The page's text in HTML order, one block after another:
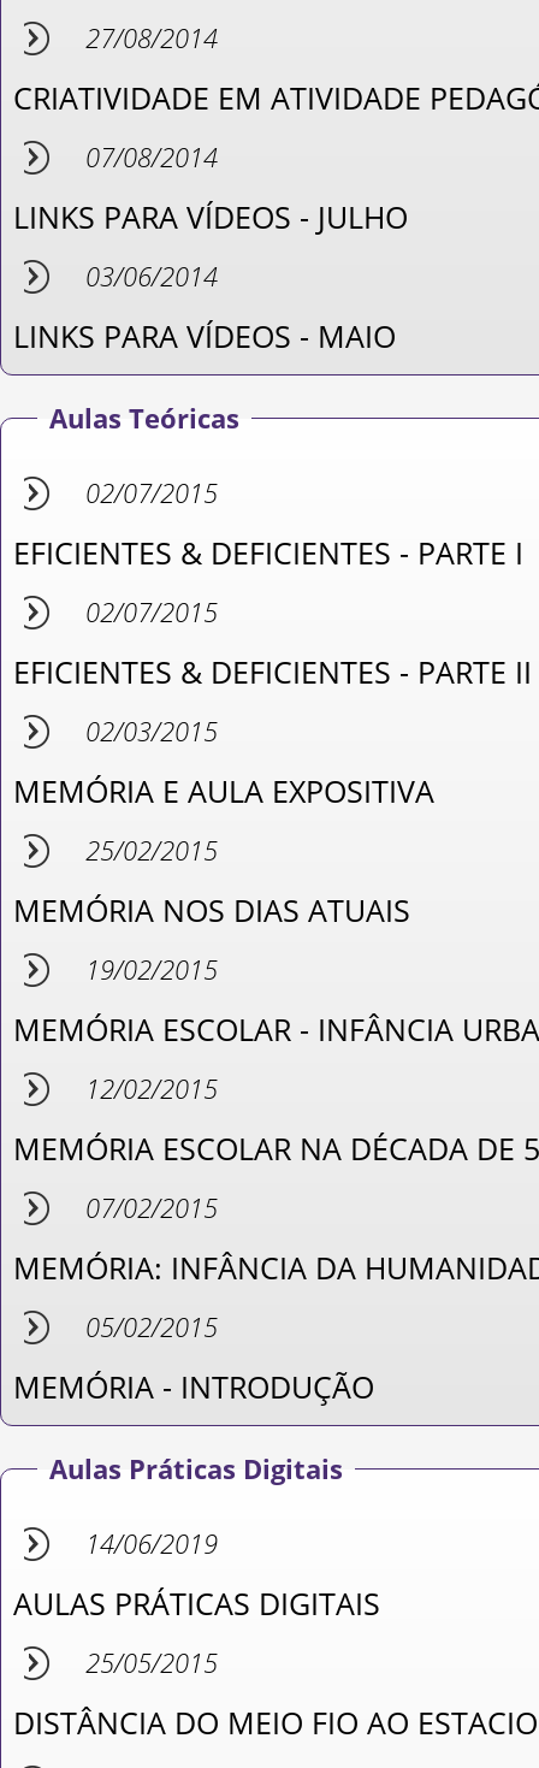
27/08/2014
CRIATIVIDADE EM ATIVIDADE
07/08/2014
LINKS PARA VÍDEOS - JULHO
03/06/2014
LINKS PARA VÍDEOS - MAIO
Aulas Teóricas
02/07/2015
EFICIENTES & DEFICIENTES - PARTE I
02/07/2015
EFICIENTES & DEFICIENTES - PARTE II
02/03/2015
MEMÓRIA E AULA EXPOSITIVA
25/02/2015
MEMÓRIA NOS DIAS ATUAIS
19/02/2015
MEMÓRIA ESCOLAR - INFÂNCIA
12/02/2015
MEMÓRIA ESCOLAR NA DÉCADA DE
07/02/2015
MEMÓRIA: INFÂNCIA DA
05/02/2015
MEMÓRIA - INTRODUÇÃO
Aulas Práticas Digitais
14/06/2019
AULAS PRÁTICAS DIGITAIS
25/05/2015
DISTÂNCIA DO MEIO FIO AO